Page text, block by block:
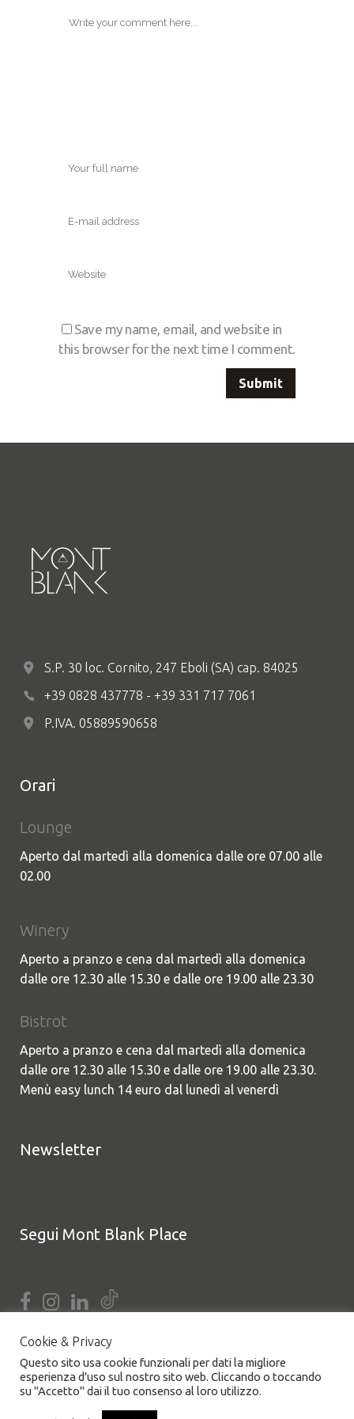
Save my name, email, and website in
this browser for the next time I comment.
S.P. 30 loc. Cornito, 247 Eboli (SA) cap. 84025
+39 0828 437778 - +39 331 717 7061
P.IVA. 05889590658
Orari
Lounge
Aperto dal martedì alla domenica dalle ore 07.00 alle
02.00
Winery
Aperto a pranzo e cena dal martedì alla domenica
dalle ore 12.30 alle 15.30 e dalle ore 19.00 alle 23.30
Bistrot
Aperto a pranzo e cena dal martedì alla domenica
dalle ore 12.30 alle 15.30 e dalle ore 19.00 alle 23.30.
Menù easy lunch 14 euro dal lunedì al venerdì
Newsletter
Segui Mont Blank Place
Cookie & Privacy
Questo sito usa cookie funzionali per dati la migliore
esperienza d'uso sul nostro sito web. Cliccando o toccando
su "Accetto" dai il tuo consenso al loro utilizzo.